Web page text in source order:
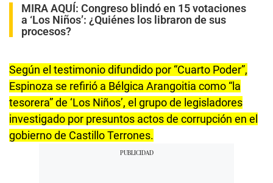
MIRA AQUÍ: Congreso blindó en 15 votaciones
a ‘Los Niños’: ¿Quiénes los libraron de sus
procesos?
Según el testimonio difundido por “Cuarto Poder”,
Espinoza se refirió a Bélgica Arangoitia como “la
tesorera” de ‘Los Niños’, el grupo de legisladores
investigado por presuntos actos de corrupción en el
gobierno de Castillo Terrones.